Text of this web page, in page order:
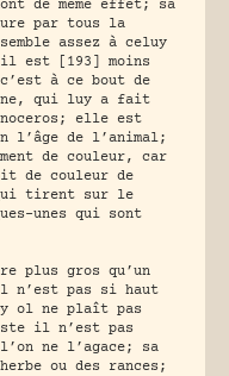
de même effet; sa
par tous la
assez à celuy
est [193] moins
à ce bout de
qui luy a fait
elle est
l’âge de l’animal;
de couleur, car
de couleur de
tirent sur le
unes qui sont
plus gros qu’un
n’est pas si haut
ol ne plaît pas
il n’est pas
l’on ne l’agace; sa
ou des rances;